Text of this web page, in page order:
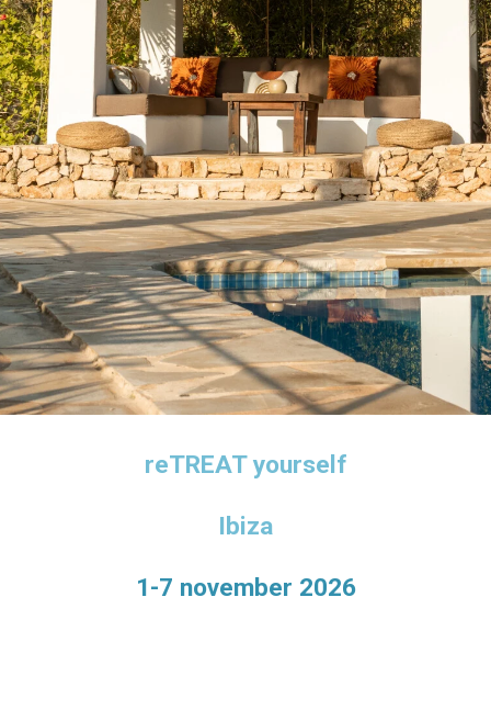
reTREAT yourself
Ibiza
1-7 november 2026